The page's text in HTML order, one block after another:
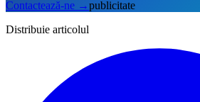
Contactează-ne →publicitate
Distribuie articolul